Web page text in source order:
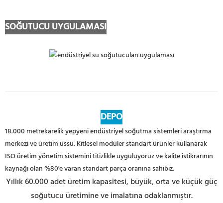
SOĞUTUCU UYGULAMASI
DEPO
18.000 metrekarelik yepyeni endüstriyel soğutma sistemleri araştırma
merkezi ve üretim üssü. Kitlesel modüler standart ürünler kullanarak
ISO üretim yönetim sistemini titizlikle uyguluyoruz ve kalite istikrarının
kaynağı olan %80'e varan standart parça oranına sahibiz.
Yıllık 60.000 adet üretim kapasitesi, büyük, orta ve küçük güç
soğutucu üretimine ve imalatına odaklanmıştır.